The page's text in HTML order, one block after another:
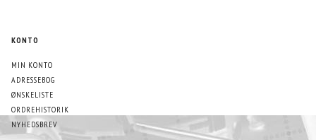
KONTO
MIN KONTO
ADRESSEBOG
ØNSKELISTE
ORDREHISTORIK
NYHEDSBREV